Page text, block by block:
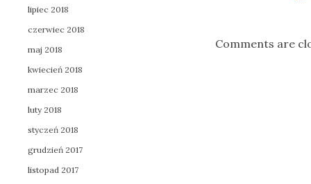
Comments are
lipiec 2018
czerwiec 2018
maj 2018
kwiecień 2018
marzec 2018
luty 2018
styczeń 2018
grudzień 2017
listopad 2017